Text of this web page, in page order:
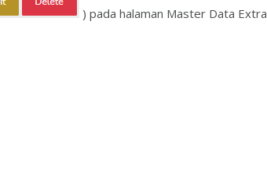
) pada halaman Master Data Extra